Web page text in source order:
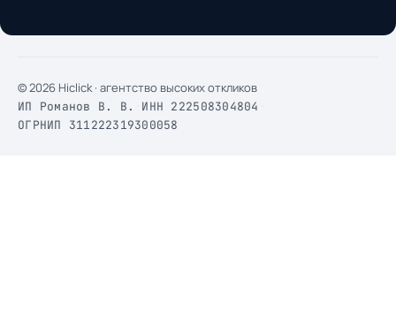
© 2026 Hiclick · агентство высоких откликов
ИП Романов В. В. ИНН 222508304804
ОГРНИП 311222319300058